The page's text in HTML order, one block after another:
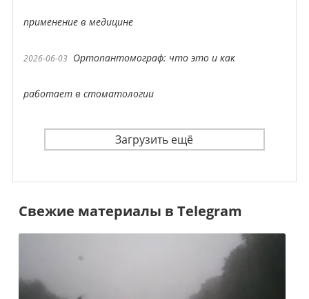
применение в медицине
2026-06-03 Ортопантомограф: что это и как
работает в стоматологии
Загрузить ещё
Свежие материалы в Telegram